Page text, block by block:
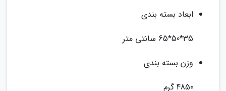
ابعاد بسته بندی
35*50*65 سانتی متر
وزن بسته بندی
4850 گرم